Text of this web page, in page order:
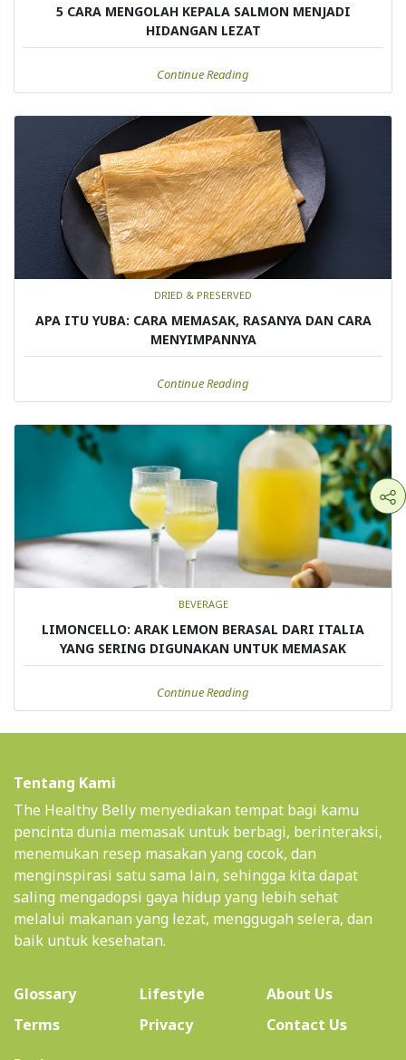
5 CARA MENGOLAH KEPALA SALMON MENJADI
HIDANGAN LEZAT
Continue Reading
DRIED & PRESERVED
APA ITU YUBA: CARA MEMASAK, RASANYA DAN CARA
MENYIMPANNYA
Continue Reading
BEVERAGE
LIMONCELLO: ARAK LEMON BERASAL DARI ITALIA
YANG SERING DIGUNAKAN UNTUK MEMASAK
Continue Reading
Tentang Kami
The Healthy Belly menyediakan tempat bagi kamu
pencinta dunia memasak untuk berbagi, berinteraksi,
menemukan resep masakan yang cocok, dan
menginspirasi satu sama lain, sehingga kita dapat
saling mengadopsi gaya hidup yang lebih sehat
melalui makanan yang lezat, menggugah selera, dan
baik untuk kesehatan.
Glossary Lifestyle About Us(current)
Terms
Privacy
Contact Us